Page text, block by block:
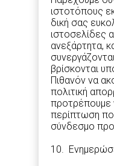
ιστοτόπους
δική σας
ιστοσελίδες
ανεξάρτητα,
βρίσκονται
Πιθανόν να
πολιτική
προτρέπουμε
περίπτωση
σύνδεσμο
10.